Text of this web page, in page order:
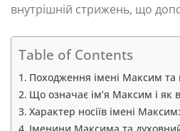
внутрішній стрижень, що
Table of Contents
Походження імені Максим та
Що означає ім’я Максим і як
Характер носіїв імені
Іменини Максима та